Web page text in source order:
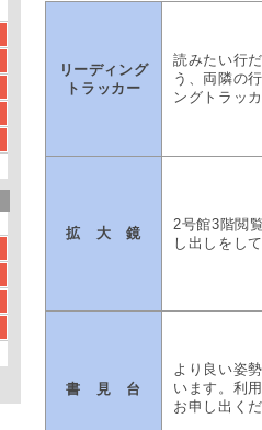
リーディング
トラッカー
読みたい行
う、両隣の
ングトラッ
拡 大 鏡
2号館3階閲
し出しをし
書 見 台
より良い姿
います。利
お申し出く